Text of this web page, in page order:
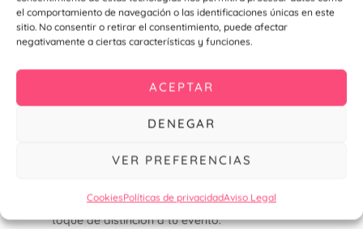
el comportamiento de navegación o las identificaciones únicas en este
sitio. No consentir o retirar el consentimiento, puede afectar
negativamente a ciertas características y funciones.
ACEPTAR
DENEGAR
VER PREFERENCIAS
CookiesPolíticas de privacidadAviso Legal
lugar a otro sin complicaciones.
Detalles Adicionales:
comuniones, aniversarios y más, ofreciendo una
Presentación Profesional: La estructura robusta del
presentación profesional y atractiva, añadiendo un
toque de distinción a tu evento.